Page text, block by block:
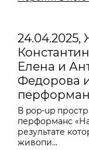
Елена и
Федорова
В pop-up
перформанс
результате
живопи...